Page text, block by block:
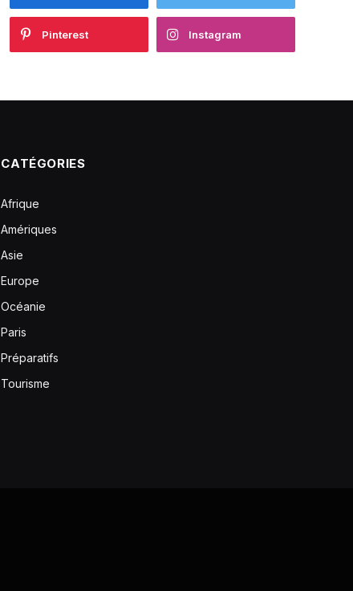
Pinterest Instagram
CATÉGORIES
Afrique
Amériques
Asie
Europe
Océanie
Paris
Préparatifs
Tourisme